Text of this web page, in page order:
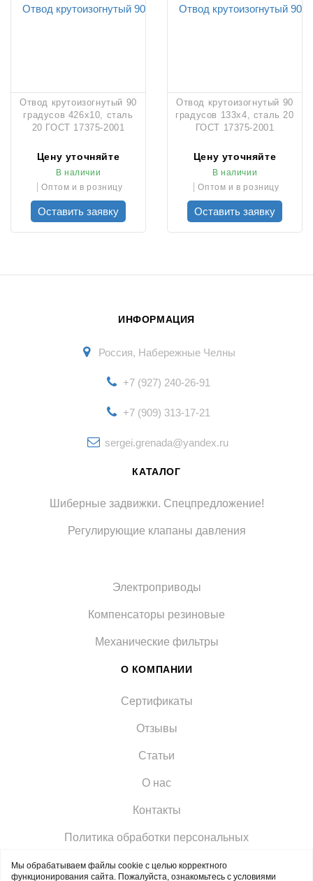
Отвод крутоизогнутый 90
градусов 426х10, сталь
20 ГОСТ 17375-2001
Цену уточняйте
В наличии
Оптом и в розницу
Оставить заявку
Отвод крутоизогнутый 90
градусов 133х4, сталь 20
ГОСТ 17375-2001
Цену уточняйте
В наличии
Оптом и в розницу
Оставить заявку
ИНФОРМАЦИЯ
Россия, Набережные Челны
+7 (927) 240-26-91
+7 (909) 313-17-21
sergei.grenada@yandex.ru
КАТАЛОГ
Шиберные задвижки. Спецпредложение!
Регулирующие клапаны давления
Электроприводы
Компенсаторы резиновые
Механические фильтры
О КОМПАНИИ
Сертификаты
Отзывы
Статьи
О нас
Контакты
Политика обработки персональных
Мы обрабатываем файлы cookie с целью корректного
функционирования сайта. Пожалуйста, ознакомьтесь с условиями